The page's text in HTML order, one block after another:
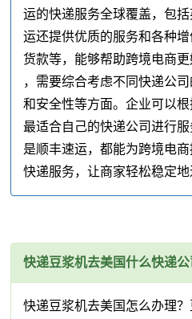
运的快递服务全球覆盖，包
运还提供优质的服务和各种
货款等，能够帮助跨境电商更
，需要综合考虑不同快递公
和安全性等方面。企业可以
最适合自己的快递公司进行
是顺丰速运，都能为跨境电
快递服务，让商家轻松稳定地
快递豆浆机去美国什么快递
快递豆浆机去美国怎么办理